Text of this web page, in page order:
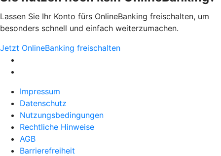
Lassen Sie Ihr Konto fürs OnlineBanking freischalten, um
besonders schnell und einfach weiterzumachen.
Jetzt OnlineBanking freischalten
Impressum
Datenschutz
Nutzungsbedingungen
Rechtliche Hinweise
AGB
Barrierefreiheit